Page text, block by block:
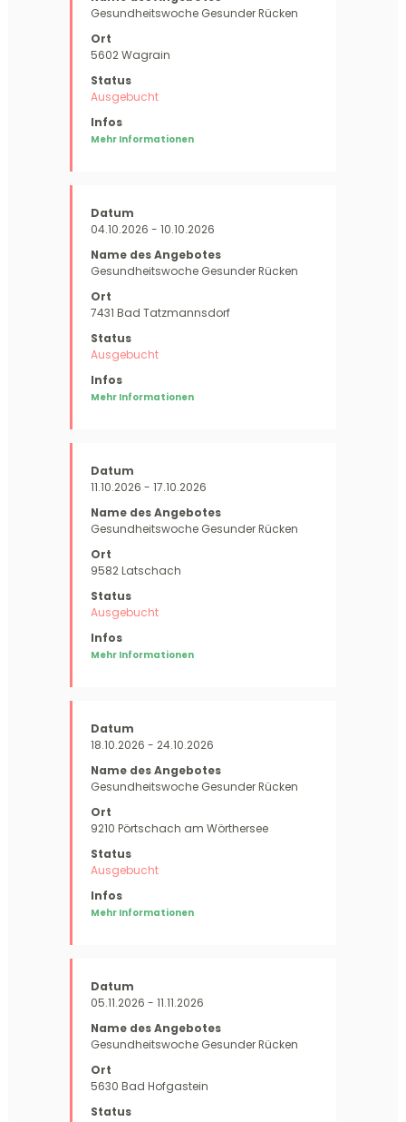
Gesundheitswoche Gesunder Rücken
5602 Wagrain
Ausgebucht
Mehr Informationen
04.10.2026 - 10.10.2026
Gesundheitswoche Gesunder Rücken
7431 Bad Tatzmannsdorf
Ausgebucht
Mehr Informationen
11.10.2026 - 17.10.2026
Gesundheitswoche Gesunder Rücken
9582 Latschach
Ausgebucht
Mehr Informationen
18.10.2026 - 24.10.2026
Gesundheitswoche Gesunder Rücken
9210 Pörtschach am Wörthersee
Ausgebucht
Mehr Informationen
05.11.2026 - 11.11.2026
Gesundheitswoche Gesunder Rücken
5630 Bad Hofgastein